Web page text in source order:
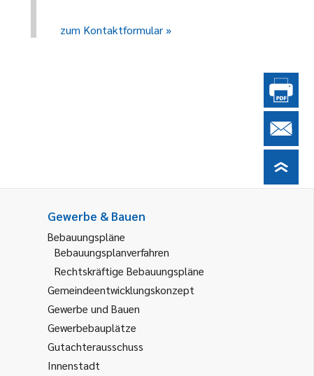
zum Kontaktformular
Gewerbe & Bauen
Bebauungspläne
Bebauungsplanverfahren
Rechtskräftige Bebauungspläne
Gemeindeentwicklungskonzept
Gewerbe und Bauen
Gewerbebauplätze
Gutachterausschuss
Innenstadt